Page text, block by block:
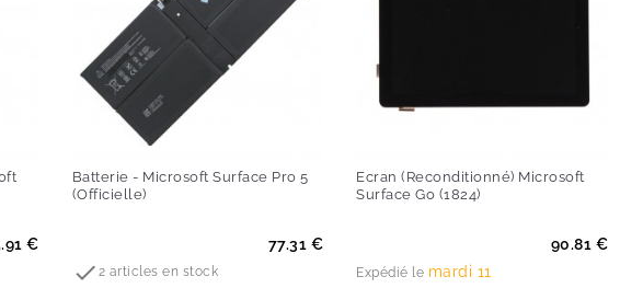
€
Batterie - Microsoft Surface Pro 5
(Officielle)
77.31 €
 2 articles en stock
Ecran (Reconditionné) Microsoft
Surface Go (1824)
90.81 €
Expédié le mardi 11